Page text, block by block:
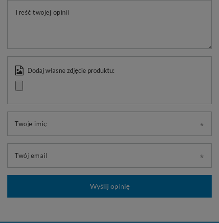
Treść twojej opinii
Dodaj własne zdjęcie produktu:
Twoje imię
Twój email
Wyślij opinię